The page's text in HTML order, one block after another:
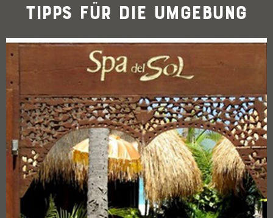
Tipps für die Umgebung